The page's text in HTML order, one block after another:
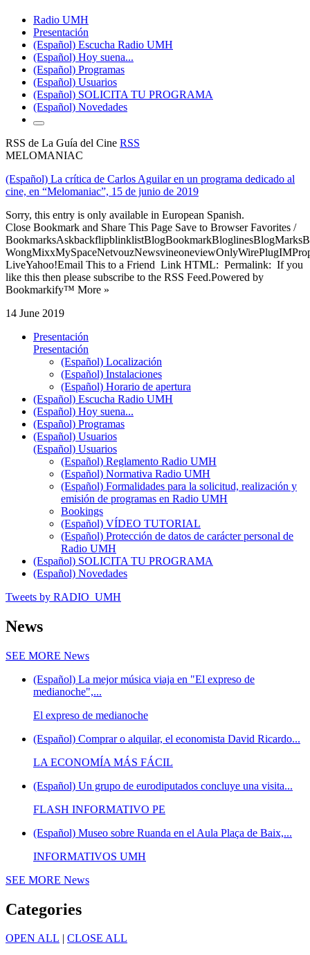
Radio UMH
Presentación
(Español) Escucha Radio UMH
(Español) Hoy suena...
(Español) Programas
(Español) Usuarios
(Español) SOLICITA TU PROGRAMA
(Español) Novedades
RSS de La Guía del Cine RSS
MELOMANIAC
(Español) La crítica de Carlos Aguilar en un programa dedicado al
cine, en “Melomaniac”, 15 de junio de 2019
Sorry, this entry is only available in European Spanish.
Close Bookmark and Share This Page Save to Browser Favorites /
LiveYahoo!Email This to a Friend Link HTML: Permalink: If you
like this then please subscribe to the RSS Feed.Powered by
Bookmarkify™ More »
14 June 2019
Presentación
Presentación
(Español) Localización
(Español) Instalaciones
(Español) Horario de apertura
(Español) Escucha Radio UMH
(Español) Hoy suena...
(Español) Programas
(Español) Usuarios
(Español) Usuarios
(Español) Reglamento Radio UMH
(Español) Normativa Radio UMH
(Español) Formalidades para la solicitud, realización y
emisión de programas en Radio UMH
Bookings
(Español) VÍDEO TUTORIAL
(Español) Protección de datos de carácter personal de
Radio UMH
(Español) SOLICITA TU PROGRAMA
(Español) Novedades
Tweets by RADIO_UMH
News
SEE MORE News
(Español) La mejor música viaja en "El expreso de
medianoche",...
El expreso de medianoche
(Español) Comprar o alquilar, el economista David Ricardo...
LA ECONOMÍA MÁS FÁCIL
(Español) Un grupo de eurodiputados concluye una visita...
FLASH INFORMATIVO PE
(Español) Museo sobre Ruanda en el Aula Plaça de Baix,...
INFORMATIVOS UMH
SEE MORE News
Categories
OPEN ALL | CLOSE ALL